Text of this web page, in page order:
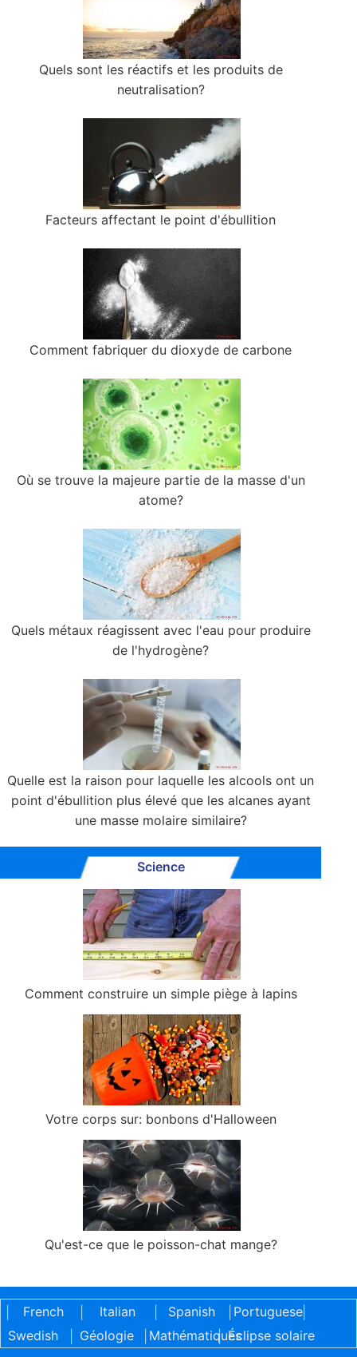
Quels sont les réactifs et les produits de
neutralisation?
Facteurs affectant le point d'ébullition
Comment fabriquer du dioxyde de carbone
Où se trouve la majeure partie de la masse d'un
atome?
Quels métaux réagissent avec l'eau pour produire
de l'hydrogène?
Quelle est la raison pour laquelle les alcools ont un
point d'ébullition plus élevé que les alcanes ayant
une masse molaire similaire?
Science
Comment construire un simple piège à lapins
Votre corps sur: bonbons d'Halloween
Qu'est-ce que le poisson-chat mange?
French Italian Spanish Portuguese|
Swedish
Géologie Mathématiques
| Éclipse solaire